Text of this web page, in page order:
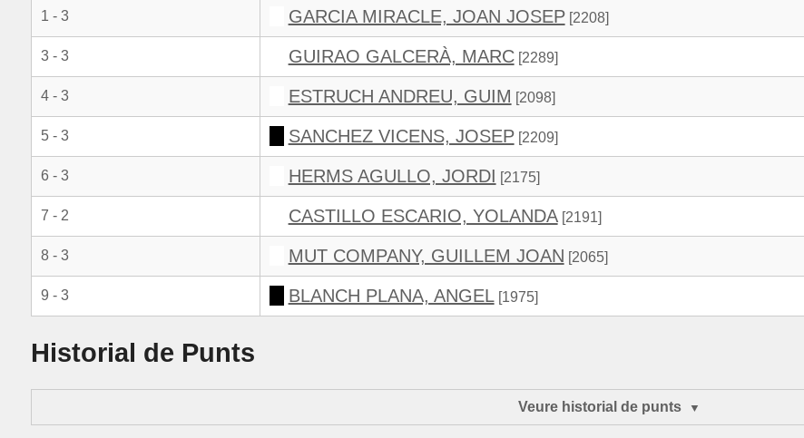
1 - 3 GARCIA MIRACLE, JOAN JOSEP[2208]
3 - 3 GUIRAO GALCERÀ, MARC[2289]
4 - 3 ESTRUCH ANDREU, GUIM [2098]
5 - 3 SANCHEZ VICENS, JOSEP[2209]
6 - 3 HERMS AGULLO, JORDI [2175]
7 - 2 CASTILLO ESCARIO, YOLANDA[2191]
8 - 3 MUT COMPANY, GUILLEM JOAN [2065]
9 - 3 BLANCH PLANA, ANGEL[1975]
Historial de Punts
Veure historial de punts